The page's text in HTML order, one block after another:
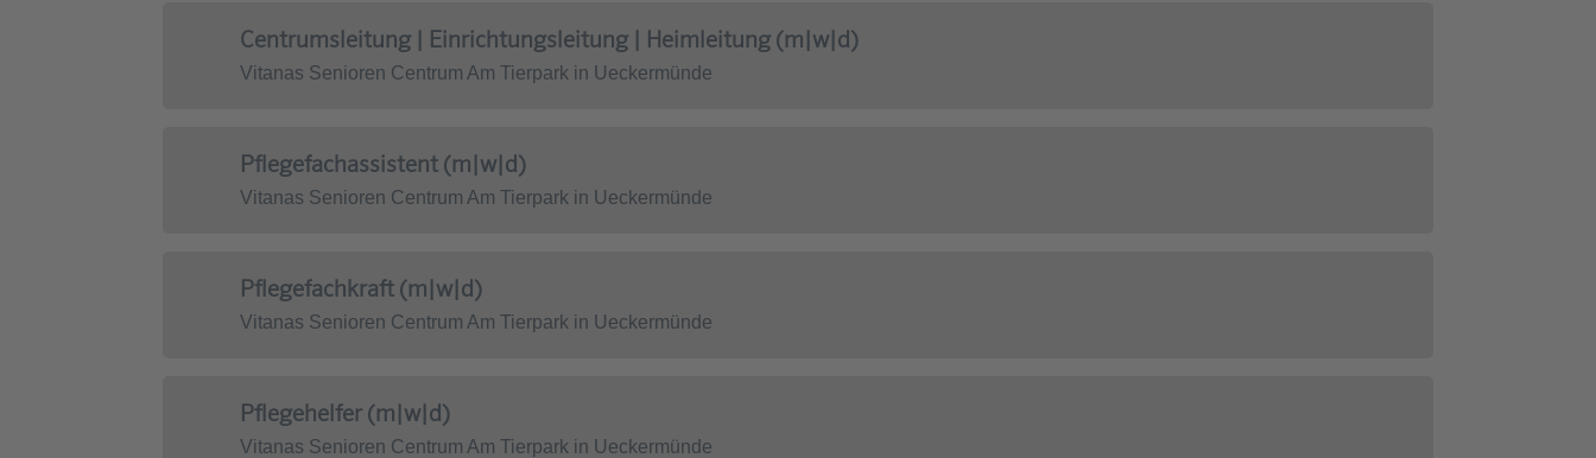
Centrumsleitung | Einrichtungsleitung | Heimleitung (m|w|d)
Vitanas Senioren Centrum Am Tierpark in Ueckermünde
Pflegefachassistent (m|w|d)
Vitanas Senioren Centrum Am Tierpark in Ueckermünde
Pflegefachkraft (m|w|d)
Vitanas Senioren Centrum Am Tierpark in Ueckermünde
Pflegehelfer (m|w|d)
Vitanas Senioren Centrum Am Tierpark in Ueckermünde